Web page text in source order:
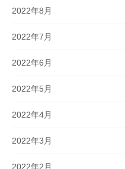
2022年8月
2022年7月
2022年6月
2022年5月
2022年4月
2022年3月
2022年2月